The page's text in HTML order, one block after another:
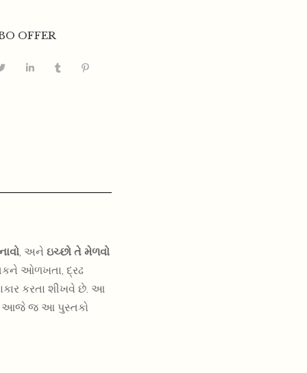
OFFER
, અને ઇચ્છો તે મેળવો
ઓળખતા, દ્રઢ
કરતા શીખવે છે. આ
આજે જ આ પુસ્તકો